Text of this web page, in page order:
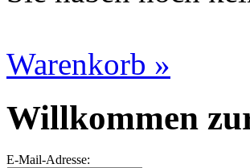
Warenkorb »
Willkommen
E-Mail-Adresse: